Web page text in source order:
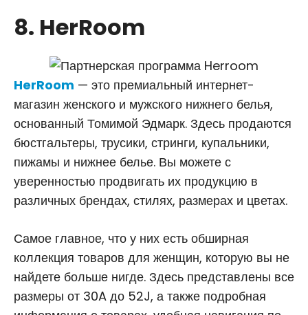
8. HerRoom
HerRoom — это премиальный интернет-
магазин женского и мужского нижнего белья,
основанный Томимой Эдмарк. Здесь продаются
бюстгальтеры, трусики, стринги, купальники,
пижамы и нижнее белье. Вы можете с
уверенностью продвигать их продукцию в
различных брендах, стилях, размерах и цветах.
Самое главное, что у них есть обширная
коллекция товаров для женщин, которую вы не
найдете больше нигде. Здесь представлены все
размеры от 30A до 52J, а также подробная